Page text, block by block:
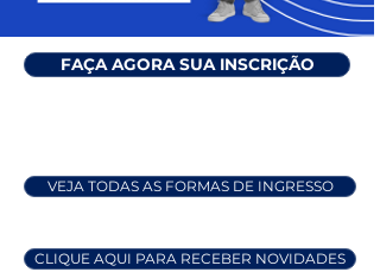
FAÇA AGORA SUA INSCRIÇÃO
VEJA TODAS AS FORMAS DE INGRESSO
CLIQUE AQUI PARA RECEBER NOVIDADES